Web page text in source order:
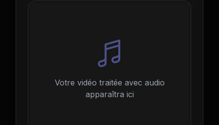
Votre vidéo traitée avec audio
apparaîtra ici